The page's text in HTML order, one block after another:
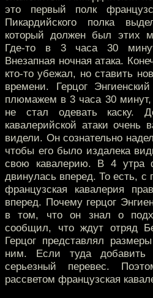
это первый полк
Пикардийского полка
который должен был этих
Где-то в 3 часа 30
Внезапная ночная атака.
кто-то убежал, но ставить
времени. Герцог
плюмажем в 3 часа 30 минут,
не стал одевать каску.
кавалерийской атаки очень
видели. Он сознательно
чтобы его было издалека
свою кавалерию. В 4 утра
двинулась вперед. То есть,
французская кавалерия
вперед. Почему герцог
в том, что он знал о
сообщил, что ждут отряд
Герцог представлял
ним. Если туда
серьезный перевес.
рассветом французская